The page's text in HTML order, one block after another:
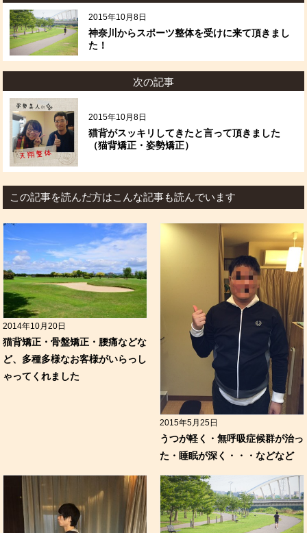
2015年10月8日
神奈川からスポーツ整体を受けに来て頂きまし
た！
次の記事
2015年10月8日
猫背がスッキリしてきたと言って頂きました
（猫背矯正・姿勢矯正）
この記事を読んだ方はこんな記事も読んでいます
2015年5月25日
うつが軽く・無呼吸症候群が治っ
た・睡眠が深く・・・などなど
2014年10月20日
猫背矯正・骨盤矯正・腰痛などな
ど、多種多様なお客様がいらっし
ゃってくれました